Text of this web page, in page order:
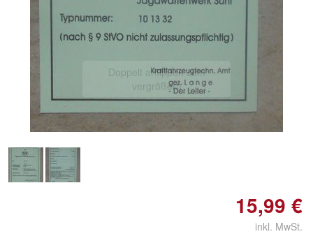
Doppelt antippen zum
vergrößern
15,99 €
inkl. MwSt.